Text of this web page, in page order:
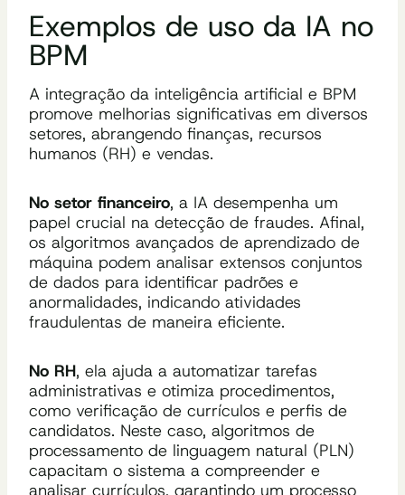
Exemplos de uso da IA no
BPM
A integração da inteligência artificial e BPM
promove melhorias significativas em diversos
setores, abrangendo finanças, recursos
humanos (RH) e vendas.
No setor financeiro, a IA desempenha um
papel crucial na detecção de fraudes. Afinal,
os algoritmos avançados de aprendizado de
máquina podem analisar extensos conjuntos
de dados para identificar padrões e
anormalidades, indicando atividades
fraudulentas de maneira eficiente.
No RH, ela ajuda a automatizar tarefas
administrativas e otimiza procedimentos,
como verificação de currículos e perfis de
candidatos. Neste caso, algoritmos de
processamento de linguagem natural (PLN)
capacitam o sistema a compreender e
analisar currículos, garantindo um processo